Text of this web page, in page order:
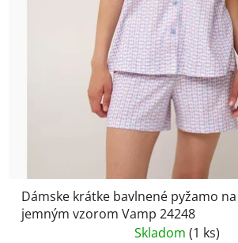
Dámske krátke bavlnené pyžamo
jemným vzorom Vamp 24248
Skladom (1 ks)